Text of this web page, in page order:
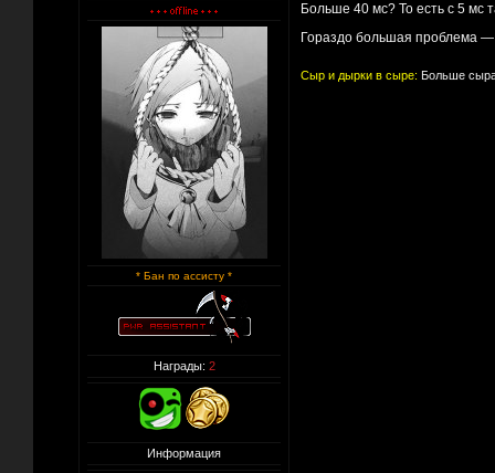
* Бан по ассисту *
Награды: 2
Информация
Больше 40 мс? То есть с 5 мс
Гораздо большая проблема
Сыр и дырки в сыре: Больше